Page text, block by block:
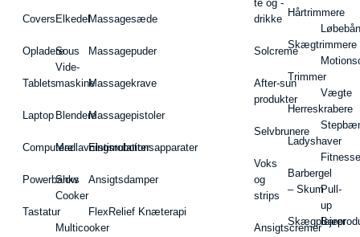
Covers
Opladere
Tablets
Laptop
Computere
Powerbanks
Tastatur
Elkedel
Sous
Vide-
maskine
Blendere
Madlavningsrobotter
Slow
Cooker
Multicooker
Massagesæde
Massagepuder
Massagekrave
Massagepistoler
Elstimulationsapparater
Ansigtsdamper
FlexRelief Knæterapi
te og -
drikke
Solcreme
After-sun
produkter
Selvbrunere
Voks
og
strips
Ansigtscremer
Hårtrimmere
Skægtrimmere
Trimmer
Herreskrabere
Ladyshaver
Barbergel
– Skum
Vægte
Pull-
up
Barer